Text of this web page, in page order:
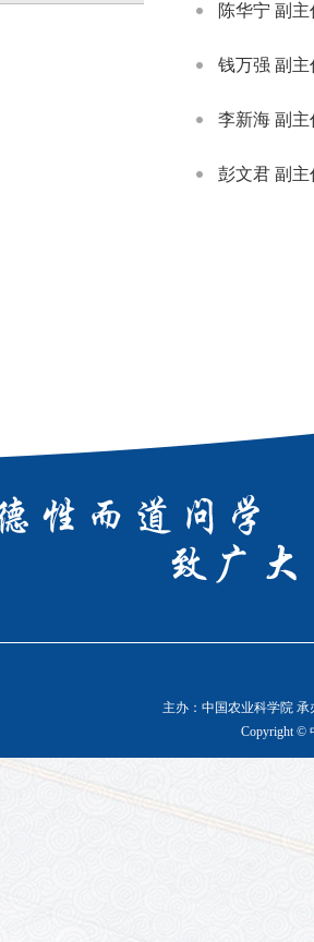
陈华宁 副
钱万强 副主
李新海 副主
彭文君 副主
主办：中国农业科学院
Copyright ©